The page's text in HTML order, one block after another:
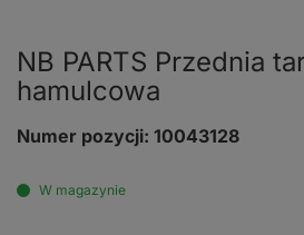
NB PARTS Przednia
hamulcowa
Numer pozycji: 10043128
W magazynie